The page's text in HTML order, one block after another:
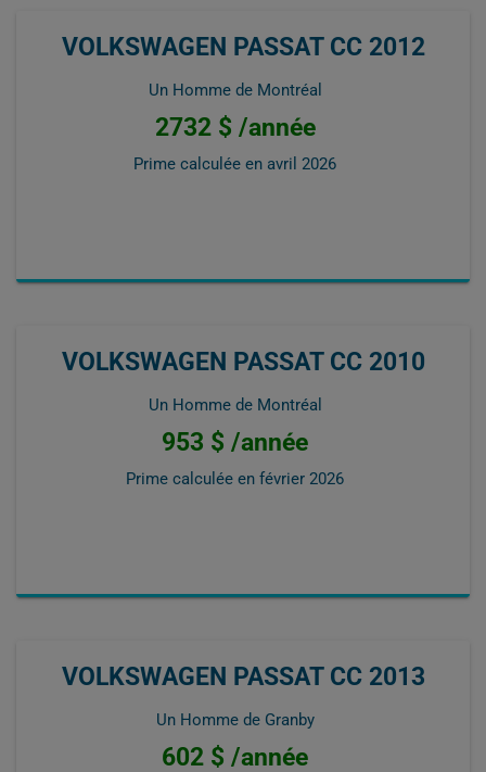
VOLKSWAGEN PASSAT CC 2012
Un Homme de Montréal
2732 $ /année
Prime calculée en avril 2026
VOLKSWAGEN PASSAT CC 2010
Un Homme de Montréal
953 $ /année
Prime calculée en février 2026
VOLKSWAGEN PASSAT CC 2013
Un Homme de Granby
602 $ /année